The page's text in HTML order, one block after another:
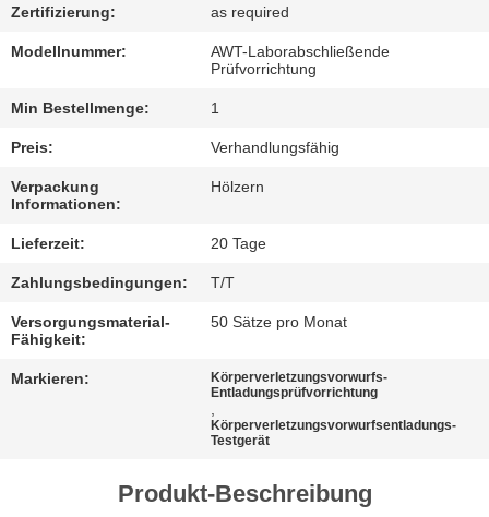
SITEMAP
PRIVACY
POLICY
Zertifizierung: as required
Modellnummer:
AWT-Laborabschließende
Prüfvorrichtung
Min Bestellmenge: 1
Preis: Verhandlungsfähig
Verpackung
Informationen:
Hölzern
Lieferzeit: 20 Tage
Zahlungsbedingungen: T/T
Versorgungsmaterial-
Fähigkeit:
50 Sätze pro Monat
Markieren:
Körperverletzungsvorwurfs-
Entladungsprüfvorrichtung
Körperverletzungsvorwurfsentladungs-
Testgerät
Produkt-Beschreibung